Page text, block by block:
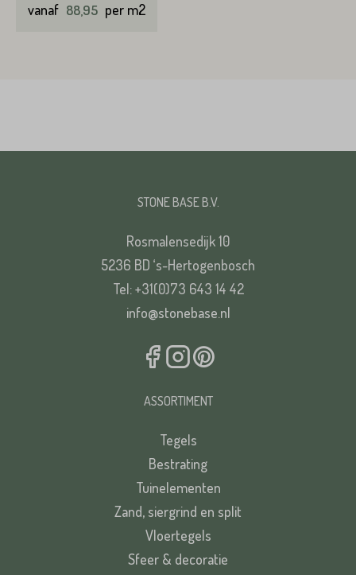
vanaf 88,95 per m2
STONE BASE B.V.
Rosmalensedijk 10
5236 BD ‘s-Hertogenbosch
Tel: +31(0)73 643 14 42
info@stonebase.nl
ASSORTIMENT
Tegels
Bestrating
Tuinelementen
Zand, siergrind en split
Vloertegels
Sfeer & decoratie